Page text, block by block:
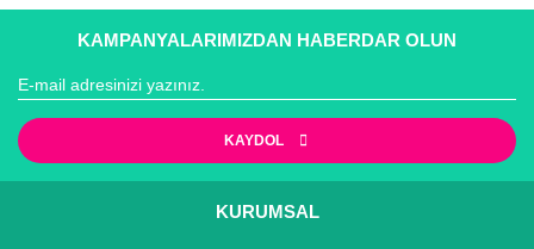
faaliyet göstermektedir.
Yorum Yaz
konularda yetersiz gördüğünüz noktaları öneri formunu
kullanarak tarafımıza iletebilirsiniz.
Ürün açıklamasında eksik bilgiler bulunuyor.
KAMPANYALARIMIZDAN HABERDAR OLUN
KAYDOL
KURUMSAL